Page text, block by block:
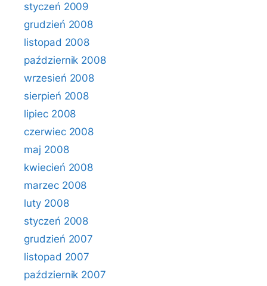
styczeń 2009
grudzień 2008
listopad 2008
październik 2008
wrzesień 2008
sierpień 2008
lipiec 2008
czerwiec 2008
maj 2008
kwiecień 2008
marzec 2008
luty 2008
styczeń 2008
grudzień 2007
listopad 2007
październik 2007